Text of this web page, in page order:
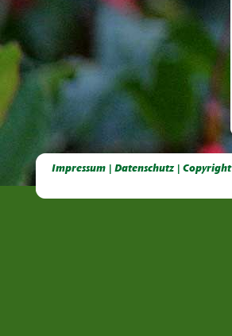
Impressum | Datenschutz | Copyright